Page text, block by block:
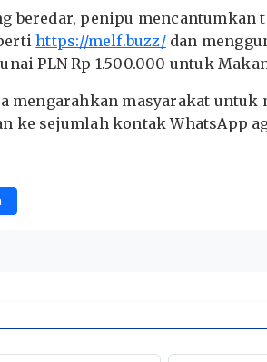
beredar, penipu mencantumkan
https://melf.buzz/dan
PLN Rp 1.500.000 untuk
mengarahkan masyarakat
ke sejumlah kontak WhatsApp